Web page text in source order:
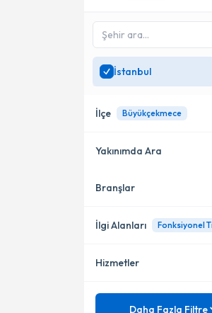
İstanbul
İlçe Büyükçekmece
Bakırköy
Büyükçekmece
Yakınımda Ara
Konumuma yakın uzmanları
Branşlar
Diyetisyen
İlgi Alanları
Ağırlık kaybı
Hizmetler
Mezuniyet
Daha Fazla Filtre